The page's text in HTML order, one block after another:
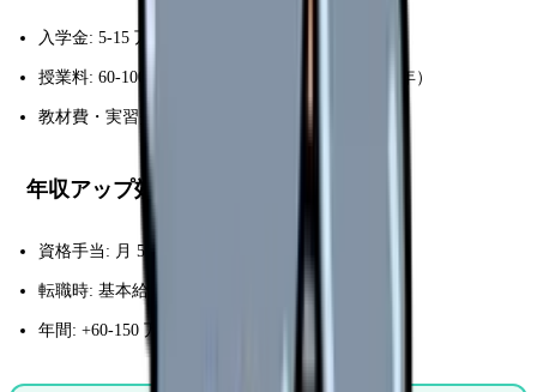
入学金: 5-15 万円
授業料: 60-100 万円（6 ヶ月）, 120-180 万円（1 年）
教材費・実習費: 5-15 万円
年収アップ効果
資格手当: 月 5-15 万円（病院により）
転職時: 基本給 +3-5 万円
年間: +60-150 万円